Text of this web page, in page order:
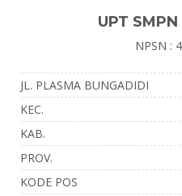
UPT
NPSN :
JL. PLASMA BUNGADIDI
KEC.
KAB.
PROV.
KODE POS